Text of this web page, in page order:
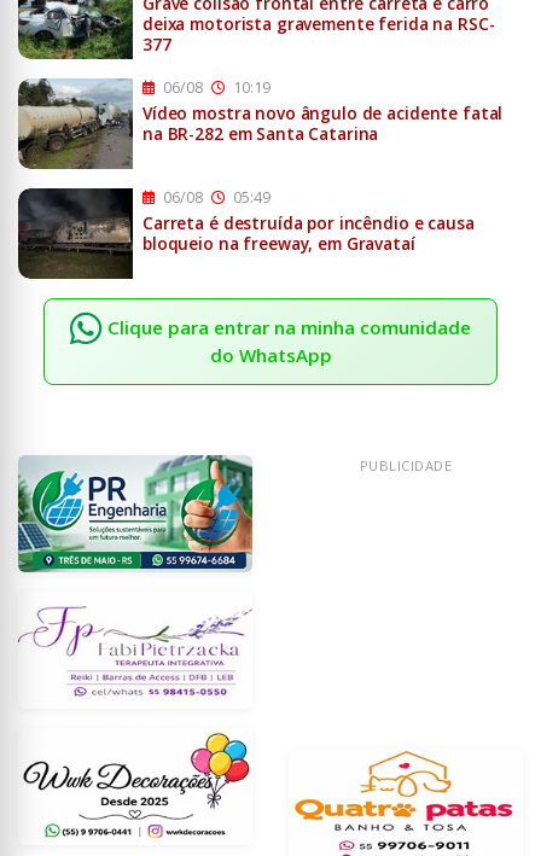
Grave colisão frontal entre carreta e carro
deixa motorista gravemente ferida na RSC-
377
06/08 10:19
Vídeo mostra novo ângulo de acidente fatal
na BR-282 em Santa Catarina
06/08 05:49
Carreta é destruída por incêndio e causa
bloqueio na freeway, em Gravataí
Clique para entrar na minha comunidade
do WhatsApp